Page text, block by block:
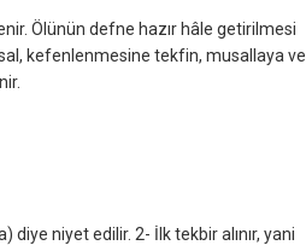
Ölünün defne hazır hâle getirilmesi
kefenlenmesine tekfin, musallaya ve
niyet edilir. 2- İlk tekbir alınır, yani